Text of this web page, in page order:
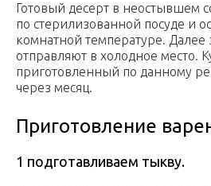
Готовый десерт в неостывшем
по стерилизованной посуде и
комнатной температуре. Далее
отправляют в холодное место.
приготовленный по данному
через месяц.
Приготовление
1 подготавливаем тыкву.